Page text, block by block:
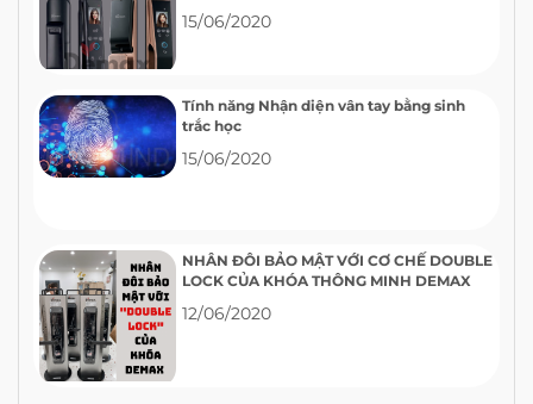
15/06/2020
Tính năng Nhận diện vân tay bằng sinh
trắc học
15/06/2020
NHÂN ĐÔI BẢO MẬT VỚI CƠ CHẾ DOUBLE
LOCK CỦA KHÓA THÔNG MINH DEMAX
12/06/2020